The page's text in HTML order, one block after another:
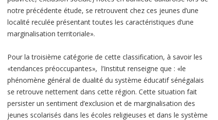
notre précédente étude, se retrouvent chez ces jeunes d’une
localité reculée présentant toutes les caractéristiques d’une
marginalisation territoriale».
Pour la troisième catégorie de cette classification, à savoir les
«tendances préoccupantes», l’Institut renseigne que : «le
phénomène général de dualité du système éducatif sénégalais
se retrouve nettement dans cette région. Cette situation fait
persister un sentiment d’exclusion et de marginalisation des
jeunes scolarisés dans les écoles religieuses et dans le système